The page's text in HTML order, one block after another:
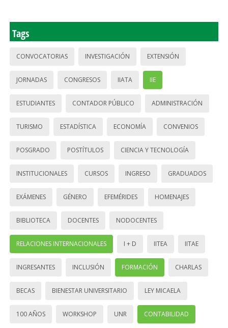
Tags
CONVOCATORIAS INVESTIGACIÓN EXTENSIÓN
JORNADAS CONGRESOS IIATA IIE
ESTUDIANTES CONTADOR PÚBLICO ADMINISTRACIÓN
TURISMO ESTADÍSTICA ECONOMÍA CONVENIOS
POSGRADO POSTÍTULOS CIENCIA Y TECNOLOGÍA
INSTITUCIONALES CURSOS INGRESO GRADUADOS
EXÁMENES GÉNERO EFEMÉRIDES HOMENAJES
BIBLIOTECA DOCENTES NODOCENTES
RELACIONES INTERNACIONALES I + D IITEA IITAE
INGRESANTES INCLUSIÓN FORMACIÓN CHARLAS
BECAS BIENESTAR UNIVERSITARIO LEY MICAELA
100 AÑOS WORKSHOP UNR CONTABILIDAD